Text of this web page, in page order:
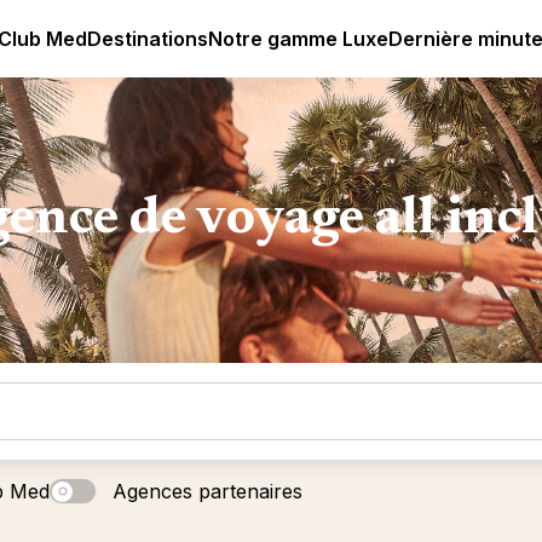
all-inclusive Club Med | Séjours Tout Compris haut
MedDestinationsNotre gamme LuxeDernière minute
de voyage all
Med Agences partenaires